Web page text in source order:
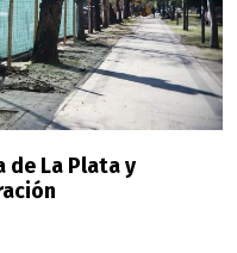
de La Plata y